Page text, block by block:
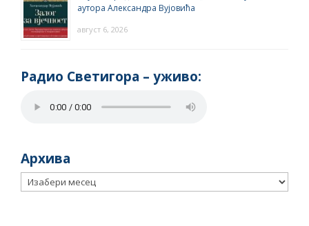
аутора Александра Вујовића
август 6, 2026
Радио Светигора – yживо:
Архива
Архива